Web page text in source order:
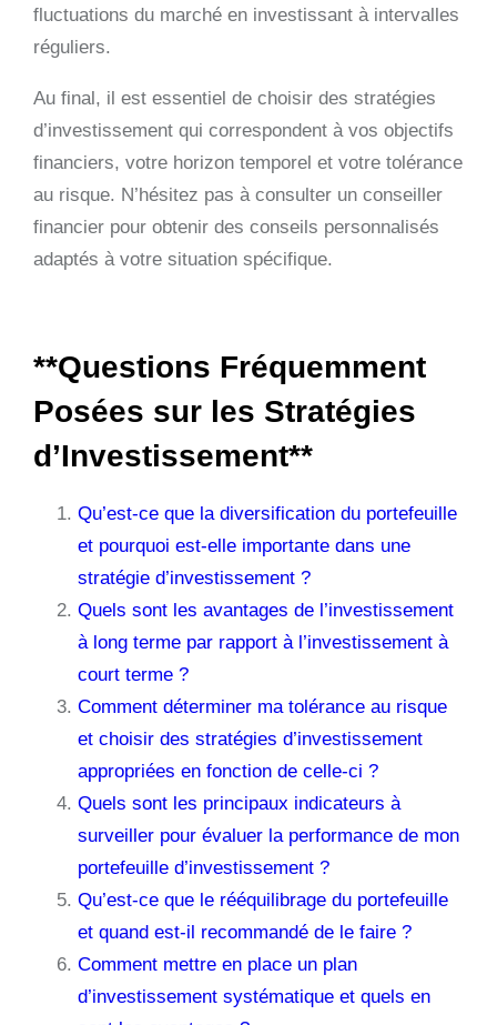
fluctuations du marché en investissant à intervalles
réguliers.
Au final, il est essentiel de choisir des stratégies
d’investissement qui correspondent à vos objectifs
financiers, votre horizon temporel et votre tolérance
au risque. N’hésitez pas à consulter un conseiller
financier pour obtenir des conseils personnalisés
adaptés à votre situation spécifique.
**Questions Fréquemment
Posées sur les Stratégies
d’Investissement**
Qu’est-ce que la diversification du portefeuille
et pourquoi est-elle importante dans une
stratégie d’investissement ?
Quels sont les avantages de l’investissement
à long terme par rapport à l’investissement à
court terme ?
Comment déterminer ma tolérance au risque
et choisir des stratégies d’investissement
appropriées en fonction de celle-ci ?
Quels sont les principaux indicateurs à
surveiller pour évaluer la performance de mon
portefeuille d’investissement ?
Qu’est-ce que le rééquilibrage du portefeuille
et quand est-il recommandé de le faire ?
Comment mettre en place un plan
d’investissement systématique et quels en